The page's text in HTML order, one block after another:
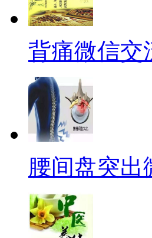
背痛微信交
腰间盘突出